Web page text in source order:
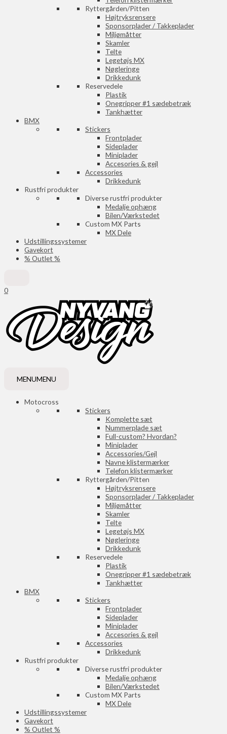
Ryttergården/Pitten
Højtryksrensere
Sponsorplader / Takkeplader
Miljømåtter
Skamler
Telte
Legetøjs MX
Nøgleringe
Drikkedunk
Reservedele
Plastik
Onegripper #1 sædebetræk
Tankhætter
BMX
Stickers
Frontplader
Sideplader
Miniplader
Accesories & gejl
Accessories
Drikkedunk
Rustfri produkter
Diverse rustfri produkter
Medalje ophæng
Bilen/Værkstedet
Custom MX Parts
MX Dele
Udstillingssystemer
Gavekort
% Outlet %
0
MENUMENU
Motocross
Stickers
Komplette sæt
Nummerplade sæt
Full-custom? Hvordan?
Miniplader
Accessories/Gejl
Navne klistermærker
Telefon klistermærker
Ryttergården/Pitten
Højtryksrensere
Sponsorplader / Takkeplader
Miljømåtter
Skamler
Telte
Legetøjs MX
Nøgleringe
Drikkedunk
Reservedele
Plastik
Onegripper #1 sædebetræk
Tankhætter
BMX
Stickers
Frontplader
Sideplader
Miniplader
Accesories & gejl
Accessories
Drikkedunk
Rustfri produkter
Diverse rustfri produkter
Medalje ophæng
Bilen/Værkstedet
Custom MX Parts
MX Dele
Udstillingssystemer
Gavekort
% Outlet %